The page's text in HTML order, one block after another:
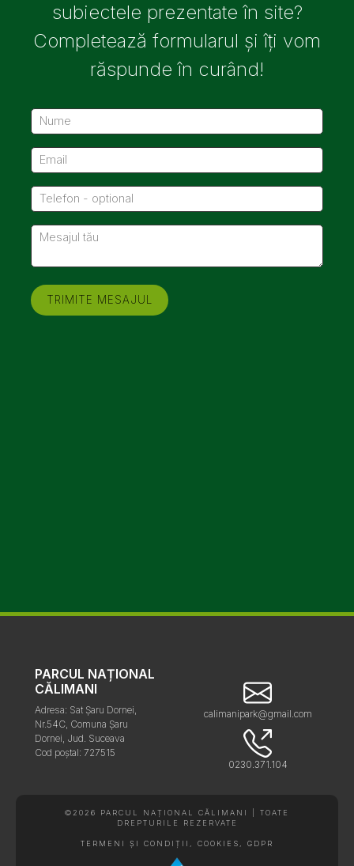
subiectele prezentate în site?
Completează formularul și îți vom
răspunde în curând!
PARCUL NAȚIONAL
CĂLIMANI
Adresa: Sat Șaru Dornei,
Nr.54C, Comuna Șaru
Dornei, Jud. Suceava
Cod poștal: 727515
calimanipark@gmail.com
0230.371.104
©2026 PARCUL NAȚIONAL CĂLIMANI | TOATE
DREPTURILE REZERVATE
TERMENI ȘI CONDIȚII, COOKIES, GDPR